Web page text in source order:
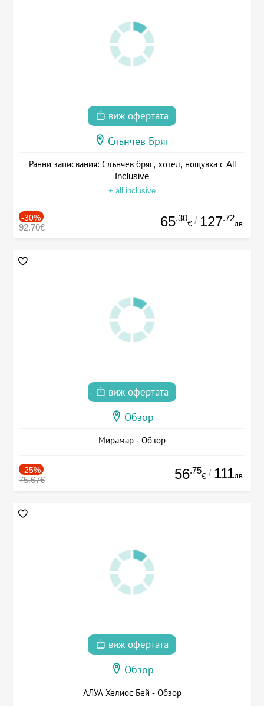
виж офертата
Слънчев Бряг
Ранни записвания: Слънчев бряг, хотел, нощувка с All
Inclusive
+ all inclusive
-30%
92.70€ 65.30
€ / 127.72
лв.
виж офертата
Обзор
Мирамар - Обзор
-25%
75.67€ 56.75
€ / 111лв.
виж офертата
Обзор
АЛУА Хелиос Бей - Обзор